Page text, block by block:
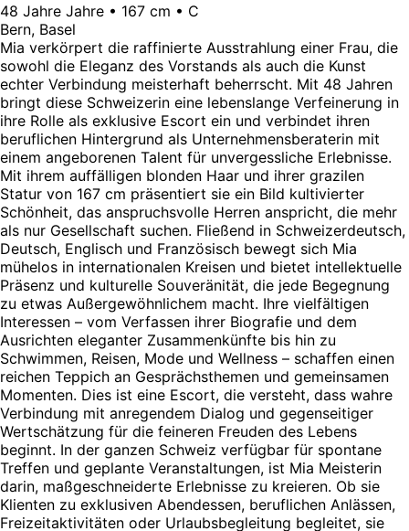
48 Jahre Jahre • 167 cm • C
Bern, Basel
Mia verkörpert die raffinierte Ausstrahlung einer Frau, die
sowohl die Eleganz des Vorstands als auch die Kunst
echter Verbindung meisterhaft beherrscht. Mit 48 Jahren
bringt diese Schweizerin eine lebenslange Verfeinerung in
ihre Rolle als exklusive Escort ein und verbindet ihren
beruflichen Hintergrund als Unternehmensberaterin mit
einem angeborenen Talent für unvergessliche Erlebnisse.
Mit ihrem auffälligen blonden Haar und ihrer grazilen
Statur von 167 cm präsentiert sie ein Bild kultivierter
Schönheit, das anspruchsvolle Herren anspricht, die mehr
als nur Gesellschaft suchen. Fließend in Schweizerdeutsch,
Deutsch, Englisch und Französisch bewegt sich Mia
mühelos in internationalen Kreisen und bietet intellektuelle
Präsenz und kulturelle Souveränität, die jede Begegnung
zu etwas Außergewöhnlichem macht. Ihre vielfältigen
Interessen – vom Verfassen ihrer Biografie und dem
Ausrichten eleganter Zusammenkünfte bis hin zu
Schwimmen, Reisen, Mode und Wellness – schaffen einen
reichen Teppich an Gesprächsthemen und gemeinsamen
Momenten. Dies ist eine Escort, die versteht, dass wahre
Verbindung mit anregendem Dialog und gegenseitiger
Wertschätzung für die feineren Freuden des Lebens
beginnt. In der ganzen Schweiz verfügbar für spontane
Treffen und geplante Veranstaltungen, ist Mia Meisterin
darin, maßgeschneiderte Erlebnisse zu kreieren. Ob sie
Klienten zu exklusiven Abendessen, beruflichen Anlässen,
Freizeitaktivitäten oder Urlaubsbegleitung begleitet, sie